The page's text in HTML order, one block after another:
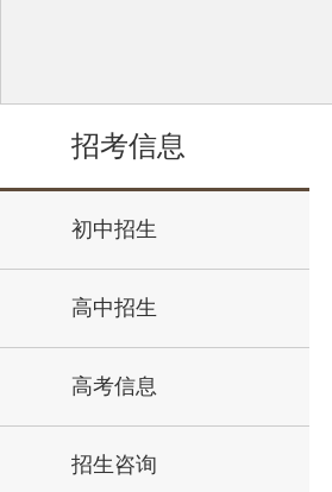
招考信息
初中招生
高中招生
高考信息
招生咨询